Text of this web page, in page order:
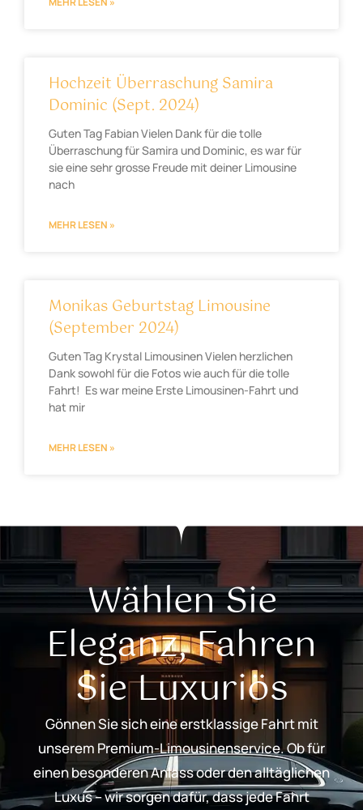
Hochzeit Überraschung Samira
Dominic (Sept. 2024)
Guten Tag Fabian Vielen Dank für die tolle
Überraschung für Samira und Dominic, es war für
sie eine sehr grosse Freude mit deiner Limousine
nach
MEHR LESEN »
Monikas Geburtstag Limousine
(September 2024)
Guten Tag Krystal Limousinen Vielen herzlichen
Dank sowohl für die Fotos wie auch für die tolle
Fahrt! Es war meine Erste Limousinen-Fahrt und
hat mir
MEHR LESEN »
Wählen Sie
Eleganz, Fahren
Sie Luxuriös
Gönnen Sie sich eine erstklassige Fahrt mit
unserem Premium-Limousinenservice. Ob für
einen besonderen Anlass oder den alltäglichen
Luxus – wir sorgen dafür, dass jede Fahrt